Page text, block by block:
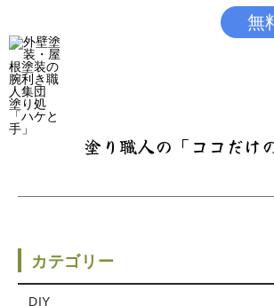
無
塗り職人の「ココだけ
カテゴリー
DIY
工事の流れ
施工実績